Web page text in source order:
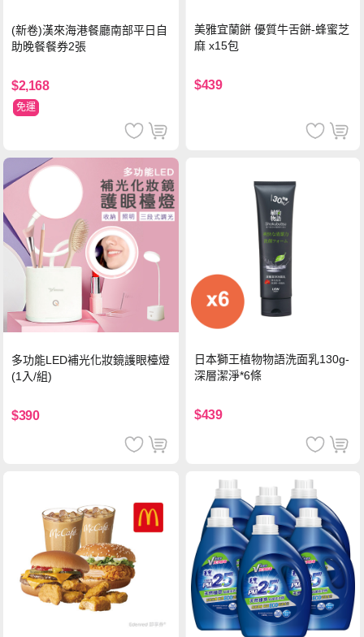
(新卷)漢來海港餐廳南部平日自
助晚餐餐券2張
$2,168
免運
美雅宜蘭餅 優質牛舌餅-蜂蜜芝
麻 x15包
$439
多功能LED補光化妝鏡護眼檯燈
(1入/組)
$390
日本獅王植物物語洗面乳130g-
深層潔淨*6條
$439